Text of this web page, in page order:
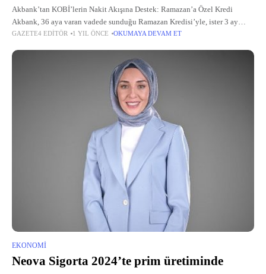
Akbank’tan KOBİ’lerin Nakit Akışına Destek: Ramazan’a Özel Kredi
Akbank, 36 aya varan vadede sunduğu Ramazan Kredisi’yle, ister 3 ay
ödemesiz dönem ister haftalık taksit ödemeli seçeneğiyle KOBİ’lere esnek
GAZETE4 EDITÖR 1 YIL ÖNCE OKUMAYA DEVAM ET
EKONOMI
Neova Sigorta 2024’te prim üretiminde